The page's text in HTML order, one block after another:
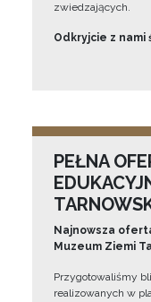
zwiedzających.
Odkryjcie z nami
PEŁNA
Najnowsza
Muzeum Ziemi
Przygotowaliśmy
realizowanych w